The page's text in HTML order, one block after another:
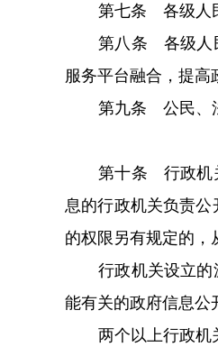
第七条 各级人
第八条 各级人
服务平台融合，提高
第九条 公民、
第十条 行政机
息的行政机关负责
的权限另有规定的，
行政机关设立
能有关的政府信息公
两个以上行政机